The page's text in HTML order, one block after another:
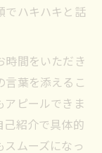
でハキハキと話
時間をいただき
言葉を添えるこ
ピールできま
己紹介で具体的
ムーズになっ